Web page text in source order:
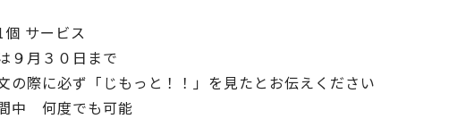
個 サービス
９月３０日まで
の際に必ず「じもっと！！」を見たとお伝えください
中 何度でも可能